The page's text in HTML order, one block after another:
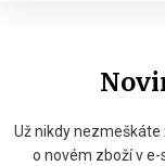
Už nikdy nezmeškáte
o novém zboží v